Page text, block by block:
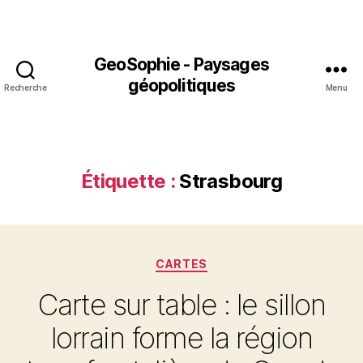
Recherche
GeoSophie - Paysages
géopolitiques
Menu
Étiquette : Strasbourg
Catégories
CARTES
Carte sur table : le sillon
lorrain forme la région